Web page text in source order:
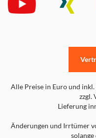
Alle Preise in Euro und
zzgl.
Lieferung
Änderungen und Irrtümer